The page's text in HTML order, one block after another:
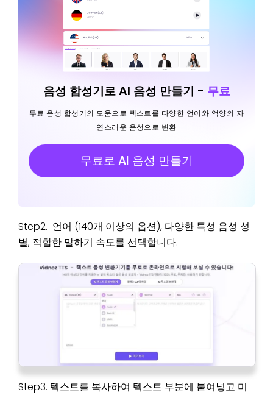
음성 합성기로 AI 음성 만들기 - 무료
무료 음성 합성기의 도움으로 텍스트를 다양한 언어와 억양의 자
연스러운 음성으로 변환
무료로 AI 음성 만들기
Step2. 언어 (140개 이상의 옵션), 다양한 특성 음성 성
별, 적합한 말하기 속도를 선택합니다.
Step3. 텍스트를 복사하여 텍스트 부분에 붙여넣고 미